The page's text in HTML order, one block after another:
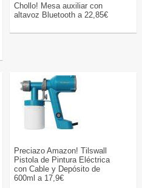
Chollo! Mesa auxiliar con
altavoz Bluetooth a 22,85€
Preciazo Amazon! Tilswall
Pistola de Pintura Eléctrica
con Cable y Depósito de
600ml a 17,9€